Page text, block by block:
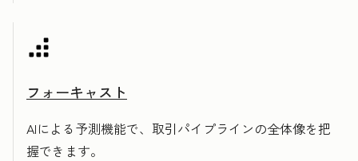
フォーキャスト
AIによる予測機能で、取引パイプラインの全体像を把
握できます。